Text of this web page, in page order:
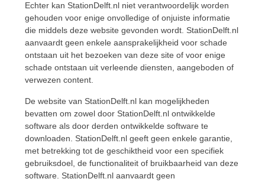
Echter kan StationDelft.nl niet verantwoordelijk worden
gehouden voor enige onvolledige of onjuiste informatie
die middels deze website gevonden wordt. StationDelft.nl
aanvaardt geen enkele aansprakelijkheid voor schade
ontstaan uit het bezoeken van deze site of voor enige
schade ontstaan uit verleende diensten, aangeboden of
verwezen content.
De website van StationDelft.nl kan mogelijkheden
bevatten om zowel door StationDelft.nl ontwikkelde
software als door derden ontwikkelde software te
downloaden. StationDelft.nl geeft geen enkele garantie,
met betrekking tot de geschiktheid voor een specifiek
gebruiksdoel, de functionaliteit of bruikbaarheid van deze
software. StationDelft.nl aanvaardt geen